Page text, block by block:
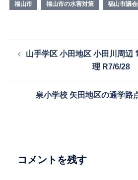
福山市
福山市の水害対策 福山市議
稿
ン
山手学区 小田地区 小田川周辺
理 R7/6/28
泉小学校 矢田地区の通学路
コメントを残す